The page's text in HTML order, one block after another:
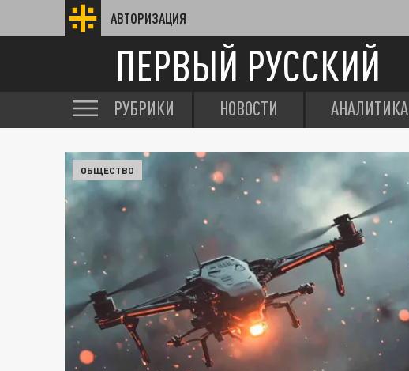
АВТОРИЗАЦИЯ
ПЕРВЫЙ РУССКИЙ
РУБРИКИ НОВОСТИ АНАЛИТИКА
ОБЩЕСТВО